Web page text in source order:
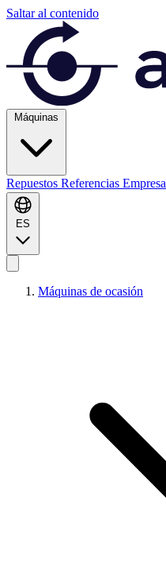
Saltar al contenido
Máquinas
Repuestos Referencias Empresa
ES
Máquinas de ocasión